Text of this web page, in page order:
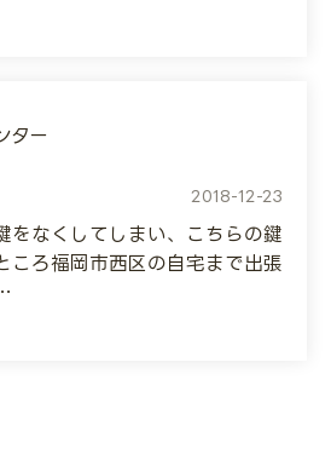
多区の自宅まで来てもらいまし
してくれたので、それに交換し
使いやすくなって大満足です☆
high security, so I asked
the job.
estimates and visits until
confirmed, so they
ター
2018-12-23
をなくしてしまい、こちらの鍵
ころ福岡市西区の自宅まで出張
鍵屋さんより安くて、5分ほど